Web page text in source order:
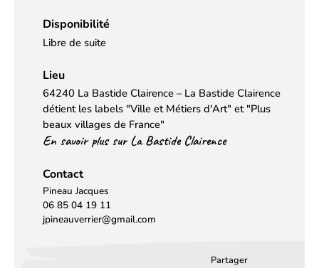
Disponibilité
Libre de suite
Lieu
64240 La Bastide Clairence – La Bastide Clairence
détient les labels "Ville et Métiers d'Art" et "Plus
beaux villages de France"
En savoir plus sur La Bastide Clairence
Contact
Pineau Jacques
06 85 04 19 11
jpineauverrier@gmail.com
Partager